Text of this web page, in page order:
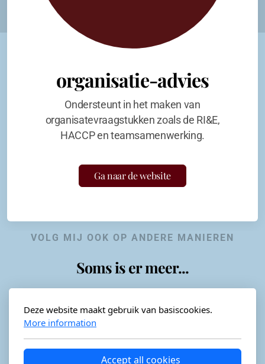
organisatie-advies
Ondersteunt in het maken van
organisatevraagstukken zoals de RI&E,
HACCP en teamsamenwerking.
Ga naar de website
VOLG MIJ OOK OP ANDERE MANIEREN
Soms is er meer...
Horeca-advies
Deze website maakt gebruik van basiscookies.
More information
Accept all cookies